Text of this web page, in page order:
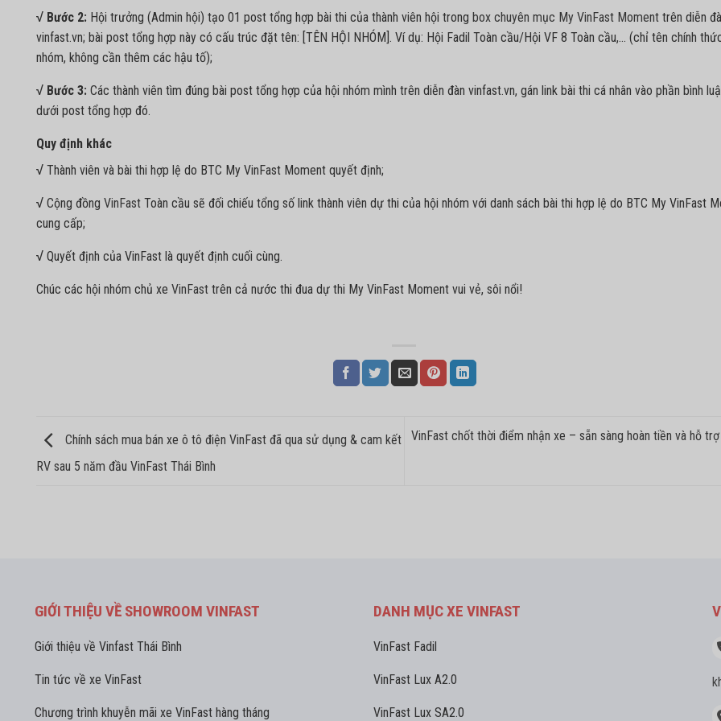
√ Bước 2:Hội trưởng (Admin hội) tạo 01 post tổng hợp bài thi của thành viên hội trong box chuyên mục My VinFast Momenttrên diễn
vinfast.vn; bài post tổng hợp này có cấu trúc đặt tên: [TÊN HỘI NHÓM]. Ví dụ: Hội Fadil Toàn cầu/Hội VF 8 Toàn cầu,… (chỉ tên chính
nhóm, không cần thêm các hậu tố);
√ Bước 3:Các thành viên tìm đúng bài post tổng hợp của hội nhóm mình trên diễn đàn vinfast.vn, gán link bài thi cá nhân vào phần bình
dưới post tổng hợp đó.
Quy định khác
√ Thành viên và bài thi hợp lệ do BTC My VinFast Moment quyết định;
√ Cộng đồng VinFastToàn cầu sẽ đối chiếu tổng số link thành viên dự thi của hội nhóm với danh sách bài thi hợp lệ do BTC My VinFast
cung cấp;
√ Quyết định của VinFast là quyết định cuối cùng.
Chúc các hội nhóm chủ xe VinFasttrên cả nước thi đua dự thi My VinFast Moment vui vẻ, sôi nổi!
Chính sách mua bán xe ô tô điện VinFast đã qua sử dụng & cam kết
RV sau 5 năm đầu VinFast Thái Bình
VinFast chốt thời điểm nhận xe – sẵn sàng hoàn tiền và hỗ
GIỚI THIỆU VỀ SHOWROOM VINFAST
Giới thiệu về Vinfast Thái Bình
Tin tức về xe VinFast
Chương trình khuyễn mãi xe VinFast hàng tháng
DANH MỤC XE VINFAST
VinFast Fadil
VinFast Lux A2.0
VinFast Lux SA2.0